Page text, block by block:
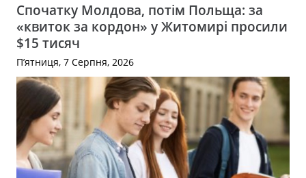
Спочатку Молдова, потім Польща: за
«квиток за кордон» у Житомирі просили
$15 тисяч
П’ятниця, 7 Серпня, 2026